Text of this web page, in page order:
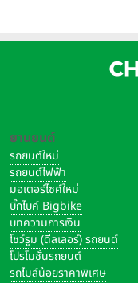
ยานยนต์
รถยนต์ใหม่
รถยนต์ไฟฟ้า
มอเตอร์ไซค์ใหม่
บิ๊กไบค์ Bigbike
บทความการเงิน
โชว์รูม (ดีลเลอร์) รถยนต์
โปรโมชั่นรถยนต์
รถไมล์น้อยราคาพิเศษ